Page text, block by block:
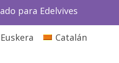
para Edelvives
Euskera Catalán